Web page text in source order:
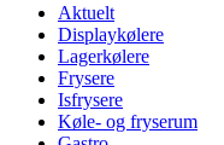
Aktuelt
Displaykølere
Lagerkølere
Frysere
Isfrysere
Køle- og fryserum